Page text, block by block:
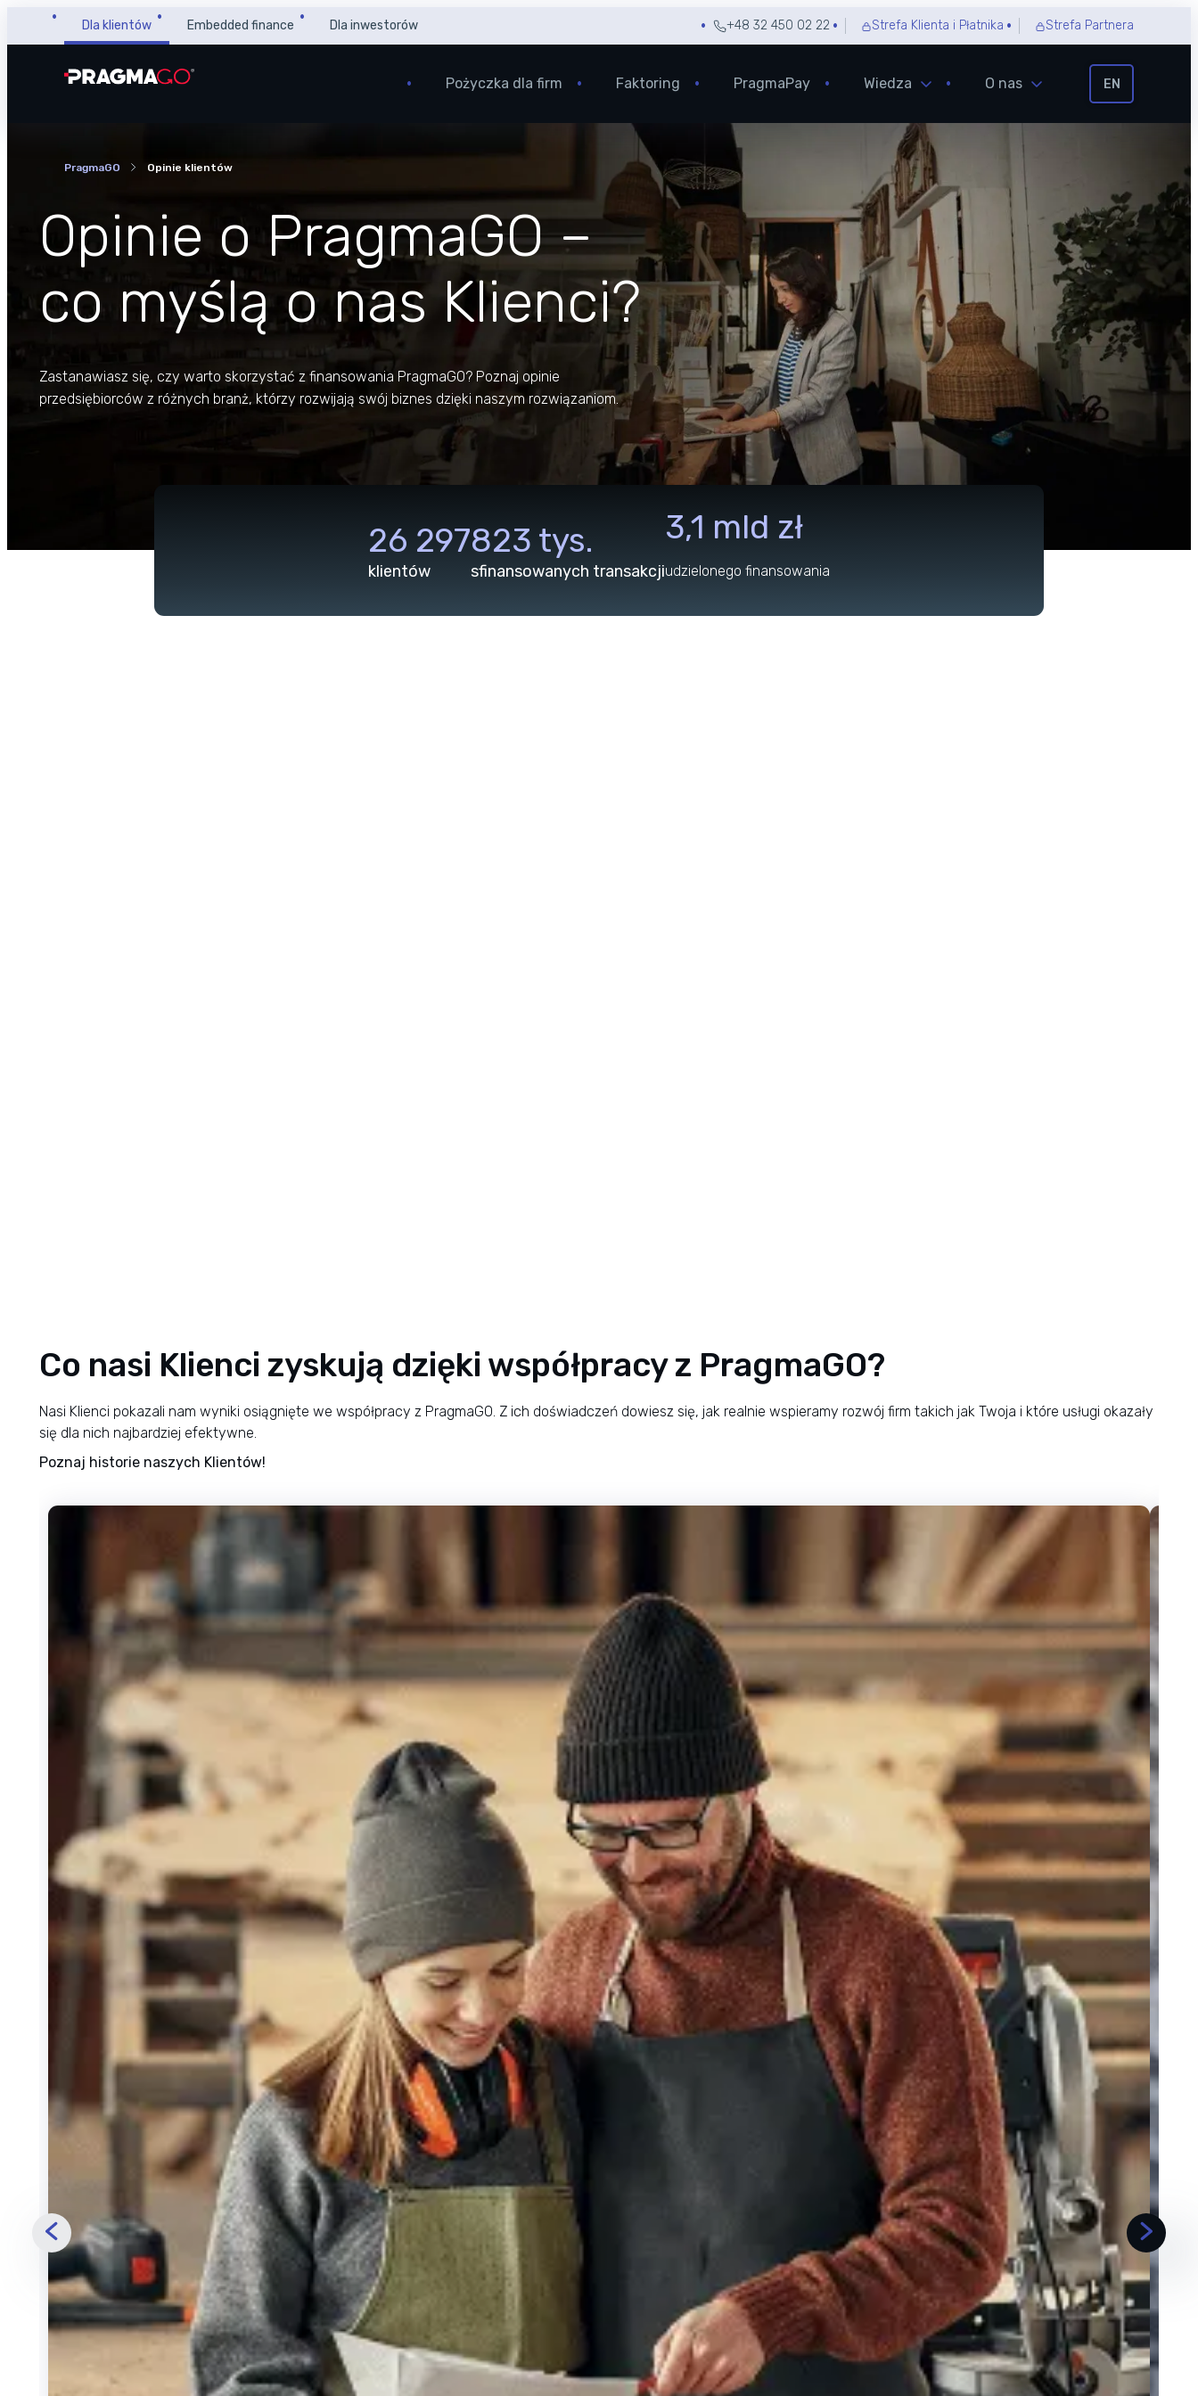
Dla klientów Embedded finance Dla inwestorów +48 32 450 02 22 Strefa Klienta i Płatnika Strefa Partnera
Pożyczka dla firm Faktoring PragmaPay Wiedza O nas EN
Opinie o PragmaGO –
co myślą o nas Klienci?
Zastanawiasz się, czy warto skorzystać z finansowania PragmaGO? Poznaj opinie
przedsiębiorców z różnych branż, którzy rozwijają swój biznes dzięki naszym rozwiązaniom.
26 297
klientów
823 tys.
sfinansowanych transakcji
3,1 mld zł
udzielonego finansowania
PragmaGO Opinie klientów
Co nasi Klienci zyskują dzięki współpracy z PragmaGO?
Nasi Klienci pokazali nam wyniki osiągnięte we współpracy z PragmaGO. Z ich doświadczeń dowiesz się, jak realnie wspieramy rozwój firm takich jak Twoja i które usługi okazały
się dla nich najbardziej efektywne.
Poznaj historie naszych Klientów!